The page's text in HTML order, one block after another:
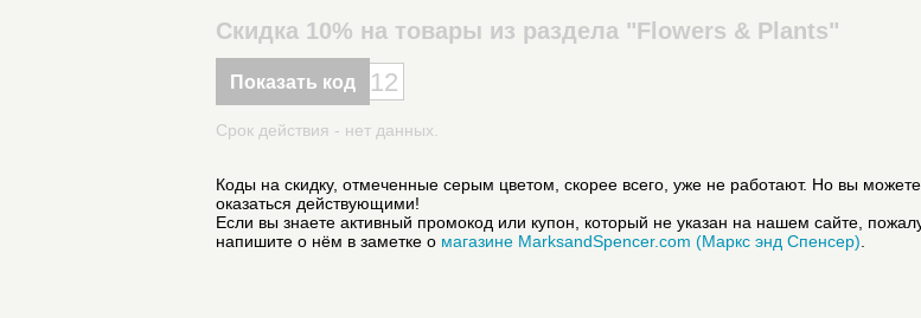
Скидка 10% на товары из раздела "Flowers & Plants"
Показать код 12
Срок действия - нет данных.
Коды на скидку, отмеченные серым цветом, скорее всего, уже не работают. Но вы
оказаться действующими!
Если вы знаете активный промокод или купон, который не указан на нашем сайте,
напишите о нём в заметке о магазине MarksandSpencer.com (Маркс энд Спенсер)